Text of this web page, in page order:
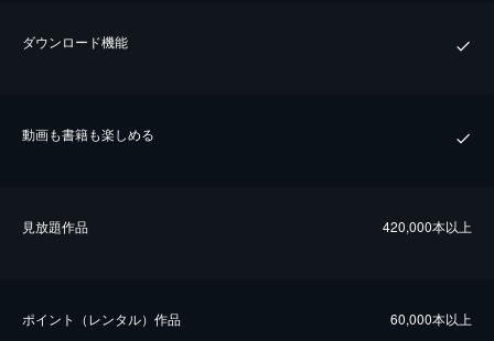
ダウンロード機能
動画も書籍も楽しめる
⾒放題作品 420,000本以上
ポイント（レンタル）作品 60,000本以上